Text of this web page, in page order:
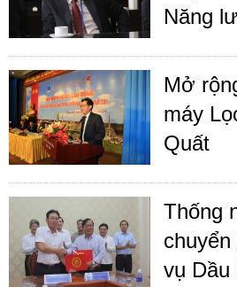
Năng
Mở
máy
Quất
Thống
chuyển
vụ Dầu